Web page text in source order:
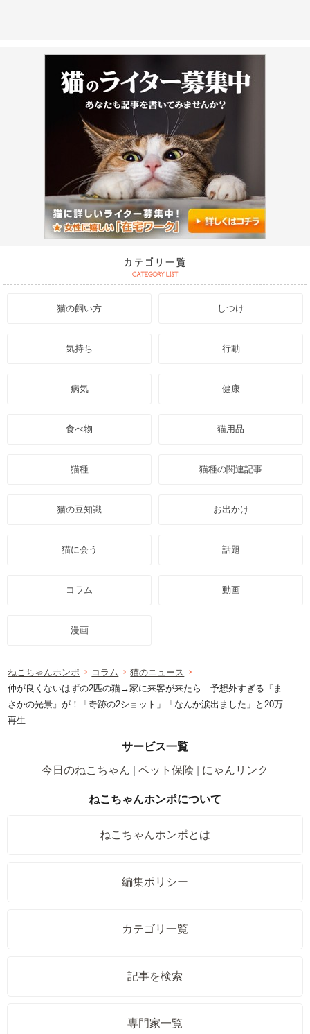
猫の飼い方 しつけ
気持ち 行動
病気 健康
食べ物 猫用品
猫種 猫種の関連記事
猫の豆知識 お出かけ
猫に会う 話題
コラム 動画
漫画
ねこちゃんホンポ コラム
猫のニュース
仲が良くないはずの2匹の猫→家に来客が来たら…予想外すぎる『ま
さかの光景』が！「奇跡の2ショット」「なんか涙出ました」と20万
再生
サービス一覧
今日のねこちゃん
ペット保険 にゃんリンク
ねこちゃんホンポについて
ねこちゃんホンポとは
編集ポリシー
カテゴリ一覧
記事を検索
専門家一覧